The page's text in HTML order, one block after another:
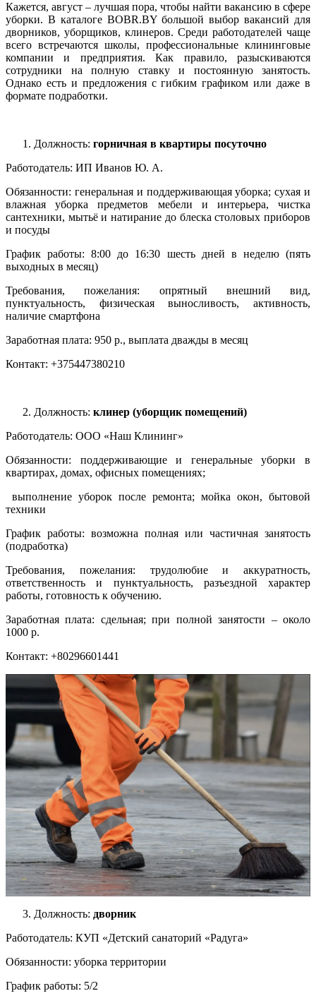
Кажется, август – лучшая пора, чтобы найти вакансию в сфере
уборки. В каталоге BOBR.BY большой выбор вакансий для
дворников, уборщиков, клинеров. Среди работодателей чаще
всего встречаются школы, профессиональные клининговые
компании и предприятия. Как правило, разыскиваются
сотрудники на полную ставку и постоянную занятость.
Однако есть и предложения с гибким графиком или даже в
формате подработки.
Должность: горничная в квартиры посуточно
Работодатель: ИП Иванов Ю. А.
Обязанности: генеральная и поддерживающая уборка; сухая и
влажная уборка предметов мебели и интерьера, чистка
сантехники, мытьё и натирание до блеска столовых приборов
и посуды
График работы: 8:00 до 16:30 шесть дней в неделю (пять
выходных в месяц)
Требования, пожелания: опрятный внешний вид,
пунктуальность, физическая выносливость, активность,
наличие смартфона
Заработная плата: 950 р., выплата дважды в месяц
Контакт: +375447380210
Должность: клинер (уборщик помещений)
Работодатель: ООО «Наш Клининг»
Обязанности: поддерживающие и генеральные уборки в
квартирах, домах, офисных помещениях;
выполнение уборок после ремонта; мойка окон, бытовой
техники
График работы: возможна полная или частичная занятость
(подработка)
Требования, пожелания: трудолюбие и аккуратность,
ответственность и пунктуальность, разъездной характер
работы, готовность к обучению.
Заработная плата: сдельная; при полной занятости – около
1000 р.
Контакт: +80296601441
Должность: дворник
Работодатель: КУП «Детский санаторий «Радуга»
Обязанности: уборка территории
График работы: 5/2